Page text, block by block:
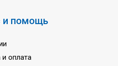
высот
хладагента (Газ)
и помощь
оплата